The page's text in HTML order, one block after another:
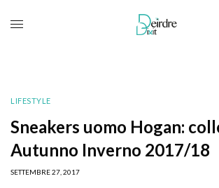
LIFESTYLE
Sneakers uomo Hogan:
Autunno Inverno 2017/18
SETTEMBRE 27, 2017